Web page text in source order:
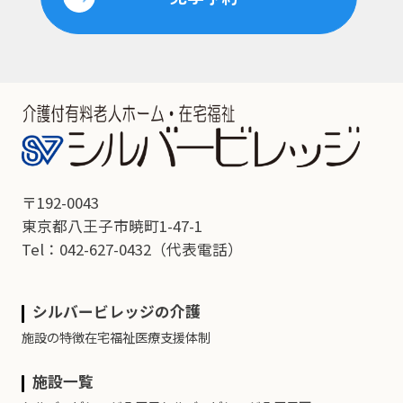
〒192-0043
東京都八王子市暁町1-47-1
Tel：042-627-0432（代表電話）
シルバービレッジの介護
施設の特徴在宅福祉医療支援体制
施設一覧